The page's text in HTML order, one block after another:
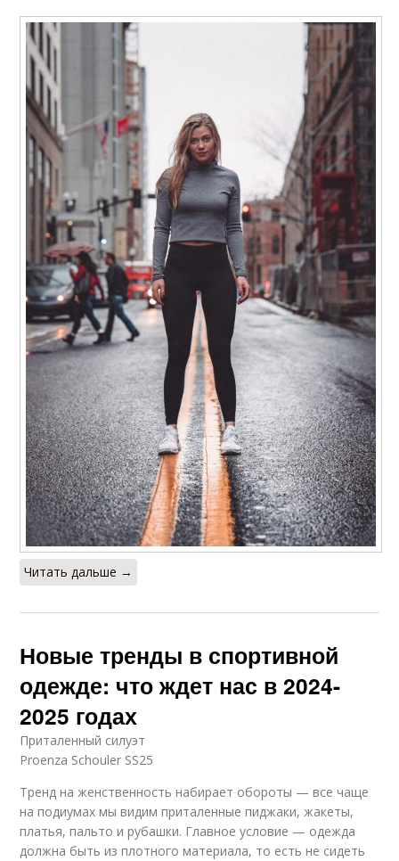
Читать дальше →
Новые тренды в спортивной
одежде: что ждет нас в 2024-
2025 годах
Приталенный силуэт
Proenza Schouler SS25
Тренд на женственность набирает обороты — все чаще
на подиумах мы видим приталенные пиджаки, жакеты,
платья, пальто и рубашки. Главное условие — одежда
должна быть из плотного материала, то есть не сидеть